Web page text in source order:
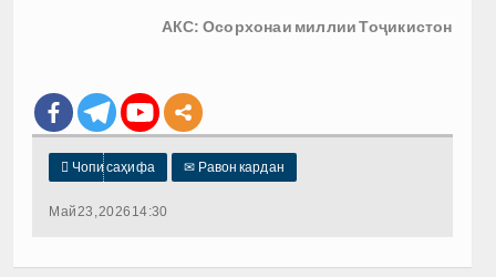
АКС: Осорхонаи миллии Тоҷикистон
 Чопи саҳифа ✉ Равон кардан
Май 23, 2026 14:30